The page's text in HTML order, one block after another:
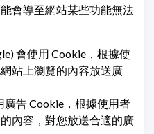
會導至網站某些功能無法
會使用 Cookie，根據使
站上瀏覽的內容放送廣
廣告 Cookie，根據使用者
內容，對您放送合適的廣